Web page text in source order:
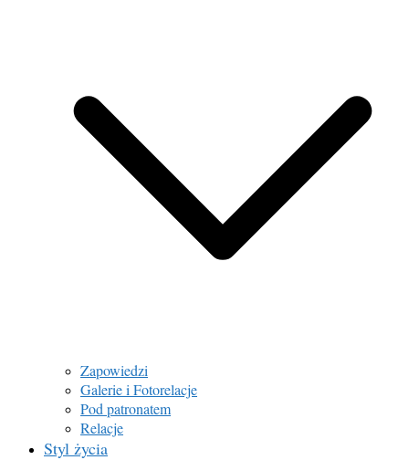
Zapowiedzi
Galerie i Fotorelacje
Pod patronatem
Relacje
Styl życia